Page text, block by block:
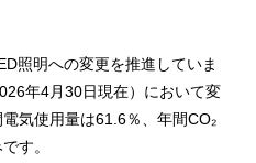
照明への変更を推進していま
年4月30日現在）において変
気使用量は61.6％、年間CO₂
す。